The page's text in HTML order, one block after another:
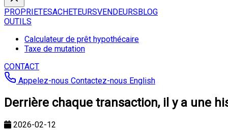
PROPRIETESACHETEURSVENDEURSBLOG
OUTILS
Calculateur de prêt hypothécaire
Taxe de mutation
CONTACT
Appelez-nous Contactez-nous English
Derrière chaque transaction, il y a une
2026-02-12